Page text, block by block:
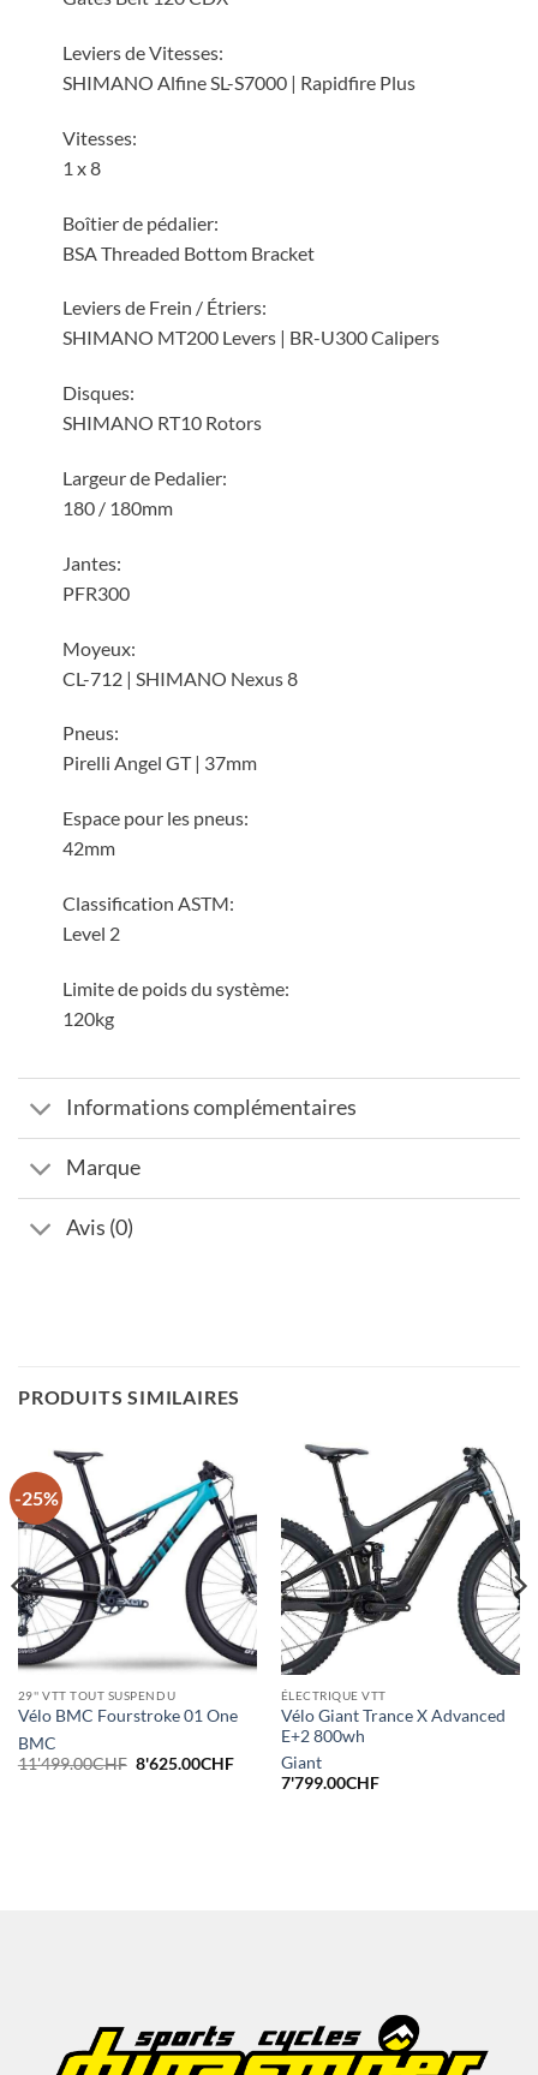
Leviers de Vitesses:
SHIMANO Alfine SL-S7000 | Rapidfire Plus
Vitesses:
1 x 8
Boîtier de pédalier:
BSA Threaded Bottom Bracket
Leviers de Frein / Étriers:
SHIMANO MT200 Levers | BR-U300 Calipers
Disques:
SHIMANO RT10 Rotors
Largeur de Pedalier:
180 / 180mm
Jantes:
PFR300
Moyeux:
CL-712 | SHIMANO Nexus 8
Pneus:
Pirelli Angel GT | 37mm
Espace pour les pneus:
42mm
Classification ASTM:
Level 2
Limite de poids du système:
120kg
Informations complémentaires
Marque
Avis (0)
PRODUITS SIMILAIRES
-25%
29'' VTT TOUT SUSPENDU
Vélo BMC Fourstroke 01 One
BMC
11'499.00CHF Le
8'625.00CHFLe
ÉLECTRIQUE VTT
Vélo Giant Trance X Advanced
E+2 800wh
Giant
7'799.00CHF